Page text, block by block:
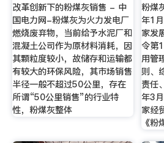
改革创新下的粉煤灰销售 - 中
国电力网-粉煤灰为火力发电厂
燃烧废弃物，当前给予水泥厂和
混凝土公司作为原材料消耗，因
其颗粒度较小，故储存和运输都
有较大的环保风险，其市场销售
半径一般不超过50公里，存在
所谓“50公里销售”的行业特
性，粉煤灰整体
粉煤
年1
家发
令第
用管
则、
责任
年3
家经
《粉